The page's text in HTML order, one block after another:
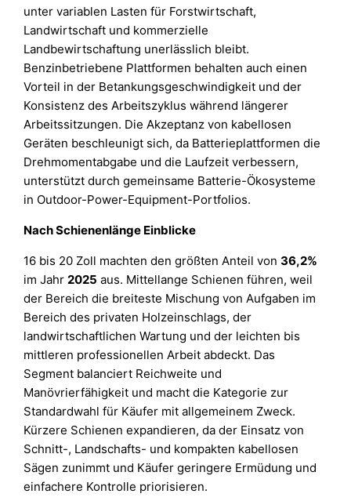
unter variablen Lasten für Forstwirtschaft,
Landwirtschaft und kommerzielle
Landbewirtschaftung unerlässlich bleibt.
Benzinbetriebene Plattformen behalten auch einen
Vorteil in der Betankungsgeschwindigkeit und der
Konsistenz des Arbeitszyklus während längerer
Arbeitssitzungen. Die Akzeptanz von kabellosen
Geräten beschleunigt sich, da Batterieplattformen die
Drehmomentabgabe und die Laufzeit verbessern,
unterstützt durch gemeinsame Batterie-Ökosysteme
in Outdoor-Power-Equipment-Portfolios.
Nach Schienenlänge Einblicke
16 bis 20 Zoll machten den größten Anteil von36,2%
im Jahr2025 aus. Mittellange Schienen führen, weil
der Bereich die breiteste Mischung von Aufgaben im
Bereich des privaten Holzeinschlags, der
landwirtschaftlichen Wartung und der leichten bis
mittleren professionellen Arbeit abdeckt. Das
Segment balanciert Reichweite und
Manövrierfähigkeit und macht die Kategorie zur
Standardwahl für Käufer mit allgemeinem Zweck.
Kürzere Schienen expandieren, da der Einsatz von
Schnitt-, Landschafts- und kompakten kabellosen
Sägen zunimmt und Käufer geringere Ermüdung und
einfachere Kontrolle priorisieren.